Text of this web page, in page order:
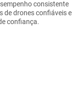
consistente
de drones confiáveis e
confiança.